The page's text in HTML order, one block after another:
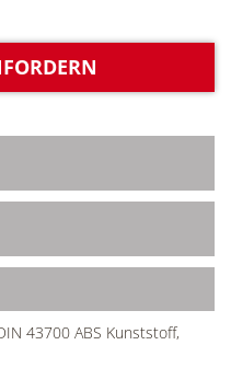
43700 ABS Kunststoff,